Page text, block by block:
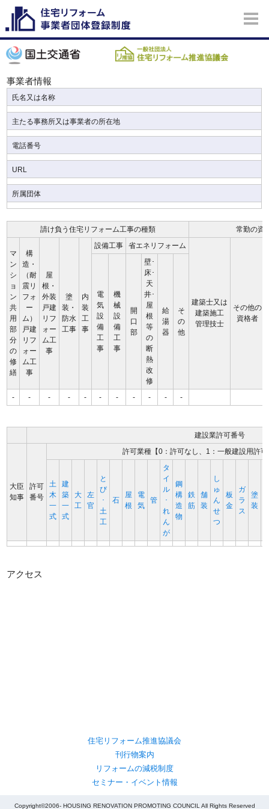
事業者情報
氏名又は名称
主たる事務所又は事業者の所在地
電話番号
URL
所属団体
請け負う住宅リフォーム工事の種類 常勤の資
マ
ン
シ
ョ
ン
共
用
部
分
の
修
繕
構
造・
（耐
震リ
フォ
ー
ム）
戸建
リフ
ォー
ム工
事
屋
根・
外装
戸建
リフ
ォー
ム工
事
塗
装・
防水
工事
内
装
工
事
設備工事 省エネリフォーム
建築士又は
建築施工
管理技士
その他の
資格者
電
気
設
備
工
事
機
械
設
備
工
事
開
口
部
壁･
床･
天
井･
屋
根
等
の
断
熱
改
修
給
湯
器
そ
の
他
- - - - - - - - - - -
建設業許可番号
大臣
知事
許可
番号
許可業種【0：許可なし、1：一般建設用許
土
木
一
式
建
築
一
式
大
工
左
官
と
び
･
土
工
石
屋
根
電
気
管
タ
イ
ル
･
れ
ん
が
鋼
構
造
物
鉄
筋
舗
装
し
ゅ
ん
せ
つ
板
金
ガ
ラ
ス
塗
装
アクセス
住宅リフォーム推進協議会
刊行物案内
リフォームの減税制度
セミナー・イベント情報
Copyright©2006- HOUSING RENOVATION PROMOTING COUNCIL All Rights Reserved